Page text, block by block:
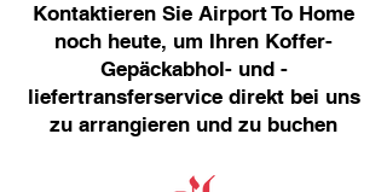
Kontaktieren Sie Airport To Home
noch heute, um Ihren Koffer-
Gepäckabhol- und -
liefertransferservice direkt bei uns
zu arrangieren und zu buchen